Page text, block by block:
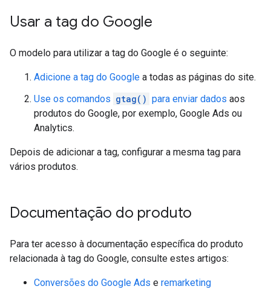
Usar a tag do Google
O modelo para utilizar a tag do Google é o seguinte:
Adicione a tag do Google a todas as páginas do site.
Use os comandos gtag() para enviar dados aos
produtos do Google, por exemplo, Google Ads ou
Analytics.
Depois de adicionar a tag, configurar a mesma tag para
vários produtos.
Documentação do produto
Para ter acesso à documentação específica do produto
relacionada à tag do Google, consulte estes artigos:
Conversões do Google Ads e remarketing